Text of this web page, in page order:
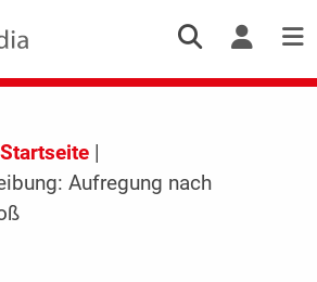
|
Aufregung nach